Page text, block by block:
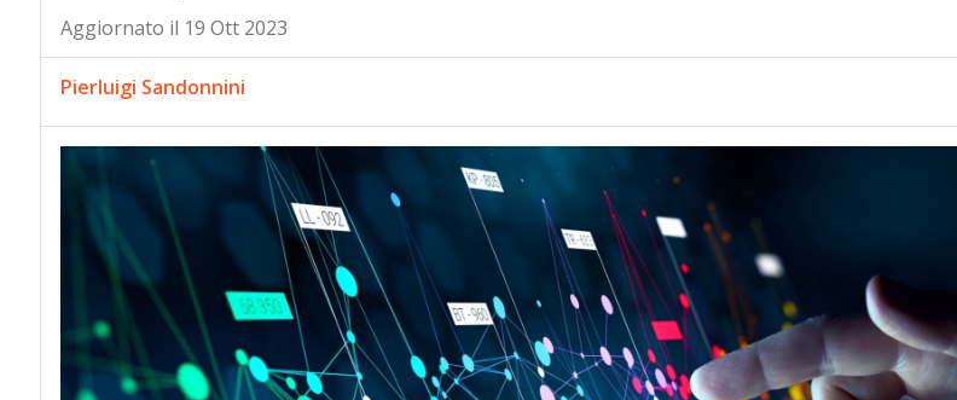
Aggiornato il 19 Ott 2023
Pierluigi Sandonnini